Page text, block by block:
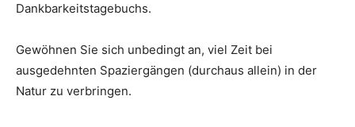
Dankbarkeitstagebuchs.
Gewöhnen Sie sich unbedingt an, viel Zeit bei
ausgedehnten Spaziergängen (durchaus allein) in der
Natur zu verbringen.